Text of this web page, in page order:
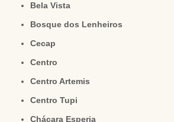
Bela Vista
Bosque dos Lenheiros
Cecap
Centro
Centro Artemis
Centro Tupi
Chácara Esperia